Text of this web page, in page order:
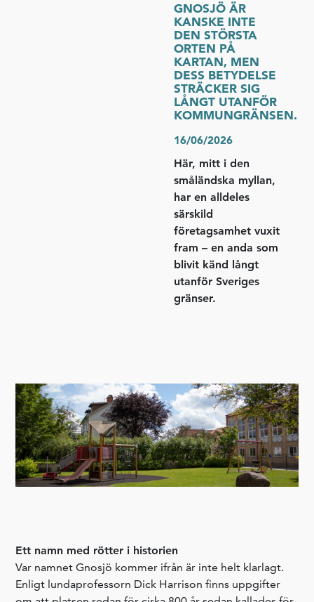
GNOSJÖ ÄR
KANSKE INTE
DEN STÖRSTA
ORTEN PÅ
KARTAN, MEN
DESS BETYDELSE
STRÄCKER SIG
LÅNGT UTANFÖR
KOMMUNGRÄNSEN.
16/06/2026
Här, mitt i den
småländska myllan,
har en alldeles
särskild
företagsamhet vuxit
fram – en anda som
blivit känd långt
utanför Sveriges
gränser.
Ett namn med rötter i historien
Var namnet Gnosjö kommer ifrån är inte helt klarlagt.
Enligt lundaprofessorn Dick Harrison finns uppgifter